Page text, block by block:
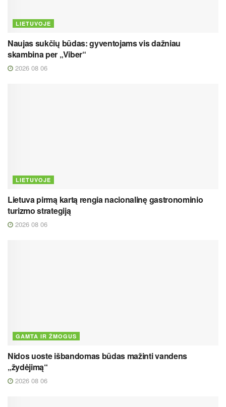
LIETUVOJE
Naujas sukčių būdas: gyventojams vis dažniau
skambina per „Viber“
2026 08 06
LIETUVOJE
Lietuva pirmą kartą rengia nacionalinę gastronominio
turizmo strategiją
2026 08 06
GAMTA IR ŽMOGUS
Nidos uoste išbandomas būdas mažinti vandens
„žydėjimą“
2026 08 06